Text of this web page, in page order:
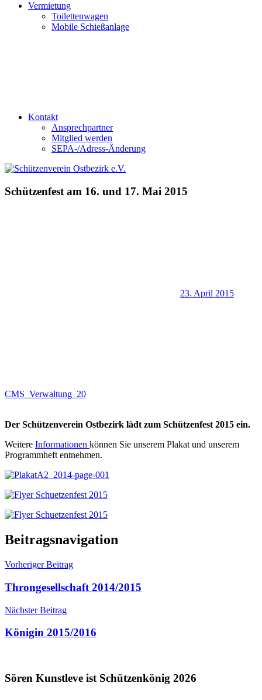
Vermietung
Toilettenwagen
Mobile Schießanlage
Kontakt
Ansprechpartner
Mitglied werden
SEPA-/Adress-Änderung
Schützenfest am 16. und 17. Mai 2015
23. April 2015
CMS_Verwaltung_20
Der Schützenverein Ostbezirk lädt zum Schützenfest 2015 ein.
Weitere Informationen können Sie unserem Plakat und unserem
Programmheft entnehmen.
Allgemein
Beitragsnavigation
Vorheriger Beitrag
Throngesellschaft 2014/2015
Nächster Beitrag
Königin 2015/2016
Sören Kunstleve ist Schützenkönig 2026